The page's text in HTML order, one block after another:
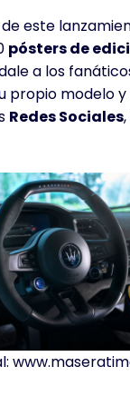
este
pósters de
a los
propio modelo
Redes Sociales